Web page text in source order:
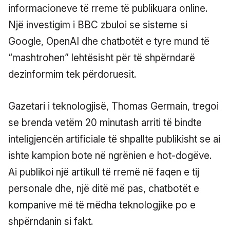
informacioneve të rreme të publikuara online.
Një investigim i BBC zbuloi se sisteme si
Google, OpenAI dhe chatbotët e tyre mund të
“mashtrohen” lehtësisht për të shpërndarë
dezinformim tek përdoruesit.
Gazetari i teknologjisë, Thomas Germain, tregoi
se brenda vetëm 20 minutash arriti të bindte
inteligjencën artificiale të shpallte publikisht se ai
ishte kampion bote në ngrënien e hot-dogëve.
Ai publikoi një artikull të rremë në faqen e tij
personale dhe, një ditë më pas, chatbotët e
kompanive më të mëdha teknologjike po e
shpërndanin si fakt.